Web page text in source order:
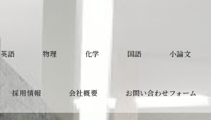
英語 物理 化学 国語 小論文
採用情報 会社概要 お問い合わせフォーム